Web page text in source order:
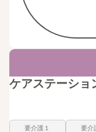
ケアステーショ
要介護１ 要介